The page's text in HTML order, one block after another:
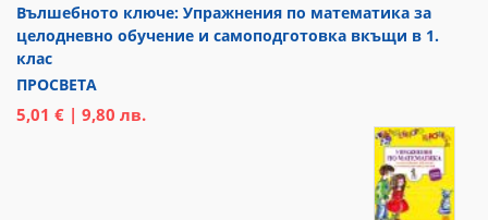
Вълшебното ключе: Упражнения по математика за
целодневно обучение и самоподготовка вкъщи в 1.
клас
ПРОСВЕТА
5,01 € | 9,80 лв.